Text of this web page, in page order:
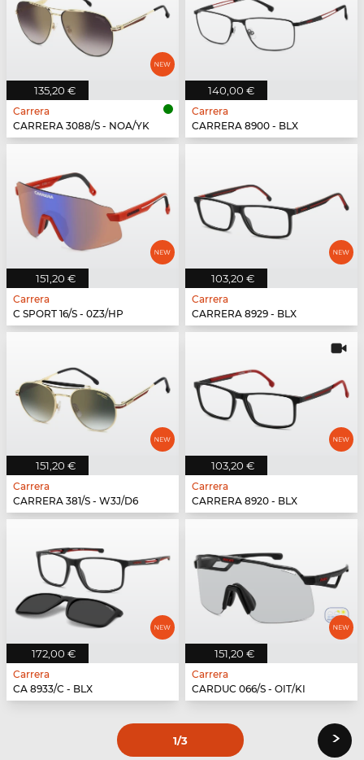
135,20 €
Carrera
CARRERA 3088/S - NOA/YK
140,00 €
Carrera
CARRERA 8900 - BLX
151,20 €
Carrera
C SPORT 16/S - 0Z3/HP
103,20 €
Carrera
CARRERA 8929 - BLX
151,20 €
Carrera
CARRERA 381/S - W3J/D6
103,20 €
Carrera
CARRERA 8920 - BLX
172,00 €
Carrera
CA 8933/C - BLX
151,20 €
Carrera
CARDUC 066/S - OIT/KI
1/3 ›